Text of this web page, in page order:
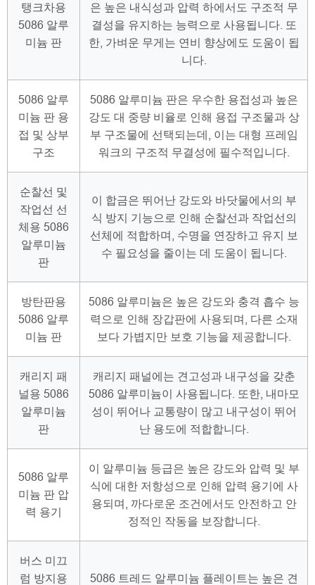
탱크차용
5086 알루
미늄 판
은 높은 내식성과 압력 하에서도 구조적 무
결성을 유지하는 능력으로 사용됩니다. 또
한, 가벼운 무게는 연비 향상에도 도움이 됩
니다.
5086 알루
미늄 판 용
접 및 상부
구조
5086 알루미늄 판은 우수한 용접성과 높은
강도 대 중량 비율로 인해 용접 구조물과 상
부 구조물에 선택되는데, 이는 대형 프레임
워크의 구조적 무결성에 필수적입니다.
순찰선 및
작업선 선
체용 5086
알루미늄
판
이 합금은 뛰어난 강도와 바닷물에서의 부
식 방지 기능으로 인해 순찰선과 작업선의
선체에 적합하며, 수명을 연장하고 유지 보
수 필요성을 줄이는 데 도움이 됩니다.
방탄판용
5086 알루
미늄 판
5086 알루미늄은 높은 강도와 충격 흡수 능
력으로 인해 장갑판에 사용되며, 다른 소재
보다 가볍지만 보호 기능을 제공합니다.
캐리지 패
널용 5086
알루미늄
판
캐리지 패널에는 견고성과 내구성을 갖춘
5086 알루미늄이 사용됩니다. 또한, 내마모
성이 뛰어나 교통량이 많고 내구성이 뛰어
난 용도에 적합합니다.
5086 알루
미늄 판 압
력 용기
이 알루미늄 등급은 높은 강도와 압력 및 부
식에 대한 저항성으로 인해 압력 용기에 사
용되며, 까다로운 조건에서도 안전하고 안
정적인 작동을 보장합니다.
버스 미끄
럼 방지용
5086 트레드 알루미늄 플레이트는 높은 견